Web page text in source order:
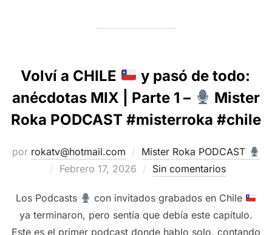
Volví a CHILE
y pasó de todo:
anécdotas MIX | Parte 1 –
Mister
Roka PODCAST #misterroka #chile
por rokatv@hotmail.com
Mister Roka PODCAST
Publicado
Febrero 17, 2026 Sin comentarios
Los Podcasts
con invitados grabados en Chile
ya terminaron, pero sentía que debía este capítulo.
Este es el primer podcast donde hablo solo, contando